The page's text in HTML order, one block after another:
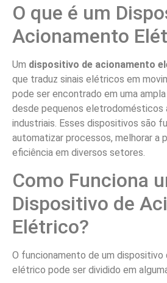
O que é um
Acionamento
Um dispositivo de acionamento
que traduz sinais elétricos em
pode ser encontrado em uma
desde pequenos eletrodomésticos
industriais. Esses dispositivos são
automatizar processos, melhorar a
eficiência em diversos setores.
Como Funciona
Dispositivo de
Elétrico?
O funcionamento de um dispositivo
elétrico pode ser dividido em